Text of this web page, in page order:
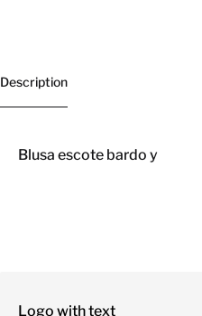
Description
Blusa escote bardo y
Logo with text